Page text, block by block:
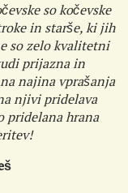
so kočevske
in starše, ki jih
so zelo kvalitetni
prijazna in
najina vprašanja
njivi pridelava
pridelana hrana